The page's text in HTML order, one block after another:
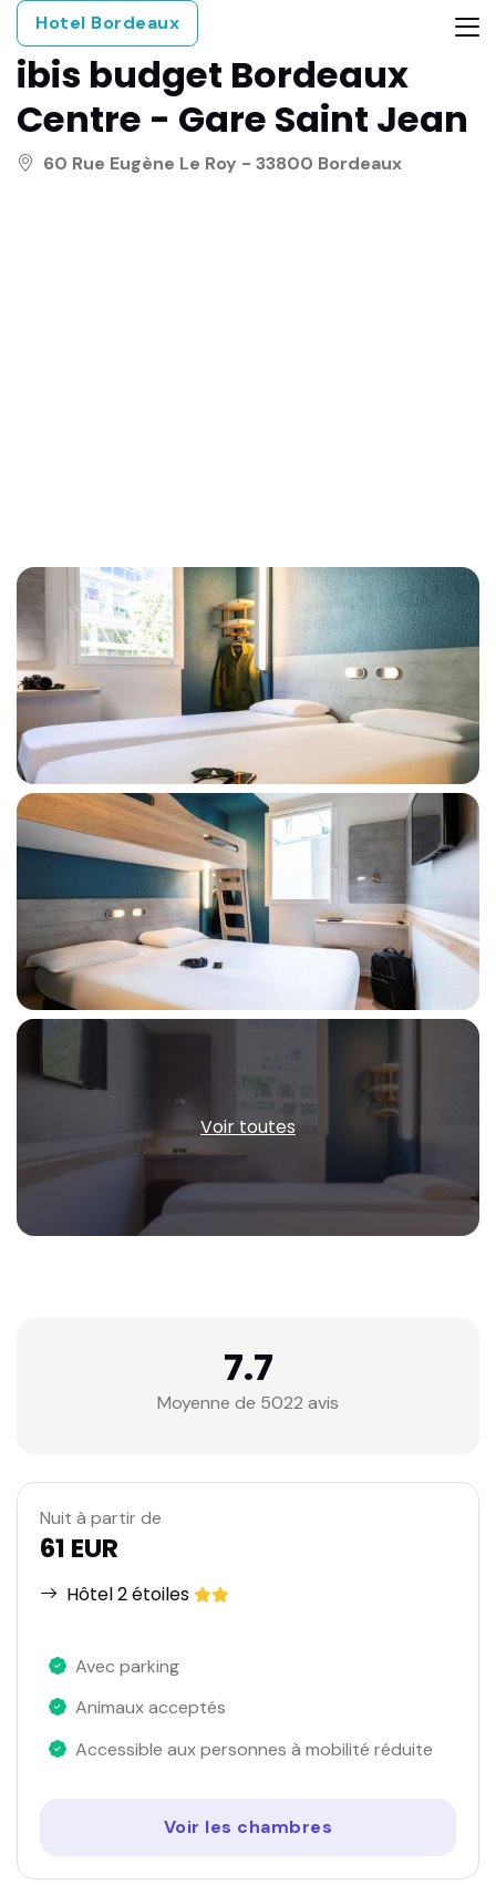
Hotel Bordeaux
ibis budget Bordeaux
Centre - Gare Saint Jean
60 Rue Eugène Le Roy - 33800 Bordeaux
Voir toutes
7.7
Moyenne de 5022 avis
Nuit à partir de
61 EUR
Hôtel 2 étoiles
Avec parking
Animaux acceptés
Accessible aux personnes à mobilité réduite
Voir les chambres